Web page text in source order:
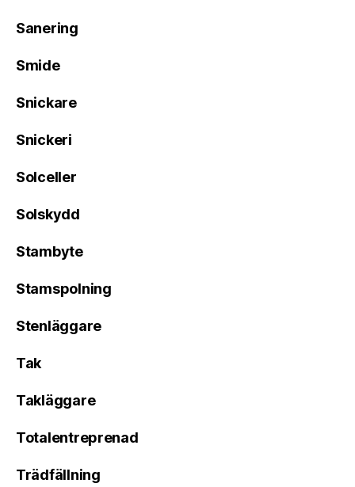
Sanering
Smide
Snickare
Snickeri
Solceller
Solskydd
Stambyte
Stamspolning
Stenläggare
Tak
Takläggare
Totalentreprenad
Trädfällning